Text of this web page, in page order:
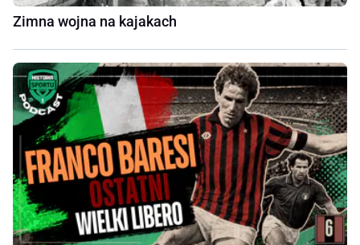
Zimna wojna na kajakach